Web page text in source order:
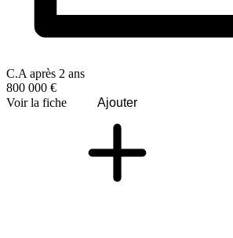
C.A après 2 ans
800 000 €
Voir la fiche
Ajouter